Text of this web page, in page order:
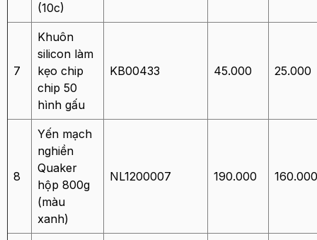
(10c)
7
Khuôn
silicon làm
kẹo chip
chip 50
hình gấu
KB00433 45.000 25.000
8
Yến mạch
nghiền
Quaker
hộp 800g
(màu
xanh)
NL1200007 190.000 160.000